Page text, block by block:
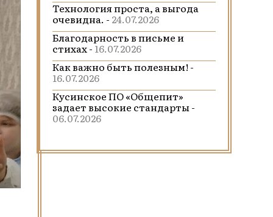
Технология проста, а выгода
очевидна. - 24.07.2026
Благодарность в письме и
стихах -16.07.2026
Как важно быть полезным! -
16.07.2026
Кусинское ПО «Общепит»
задает высокие стандарты -
06.07.2026